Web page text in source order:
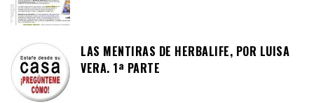
LAS MENTIRAS DE HERBALIFE, POR LUISA
VERA. 1ª PARTE